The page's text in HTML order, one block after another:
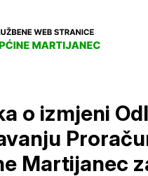
o izmjeni
Martijanec